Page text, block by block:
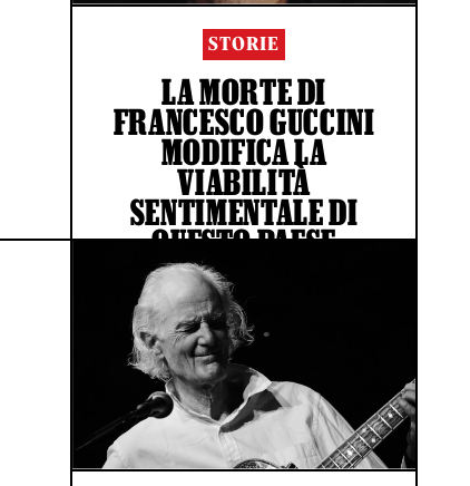
STORIE
LA MORTE DI
FRANCESCO GUCCINI
MODIFICA LA
VIABILITÀ
SENTIMENTALE DI
QUESTO PAESE
DI GIOVANNI DE STEFANO